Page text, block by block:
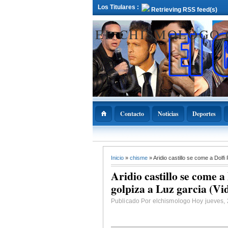
Los Titulares : Retrieving RSS feed(s)
EL
Contacto Noticias Deportes
ADOPAE
Abinader
11 de diciembre
Nacional de la
Inicio » chisme » Aridio castillo se come a
Aridio castillo se come
golpiza a Luz garcia
Publicado Por elchismologo Hoy